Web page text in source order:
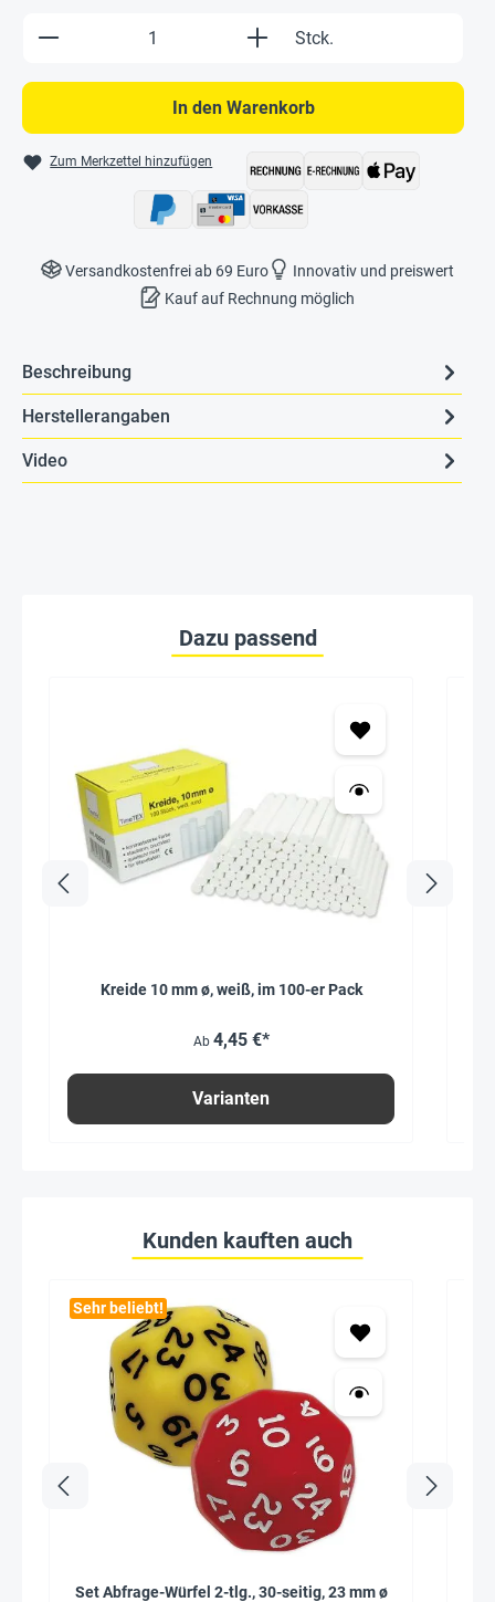
Produkt Anzahl: Gib den gewünschten
Stck.
In den Warenkorb
Zum Merkzettel hinzufügen
Versandkostenfrei ab 69 Euro
Innovativ und preiswert
Kauf auf Rechnung möglich
Beschreibung
Herstellerangaben
Video
Dazu passend
Kreide 10 mm ø, weiß, im 100-er Pack
Ab 4,45 €*
Varianten
Kunden kauften auch
Sehr beliebt!
Set Abfrage-Würfel 2-tlg., 30-seitig, 23 mm ø